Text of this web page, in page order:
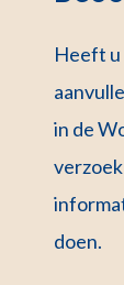
Heeft u
in de
doen.